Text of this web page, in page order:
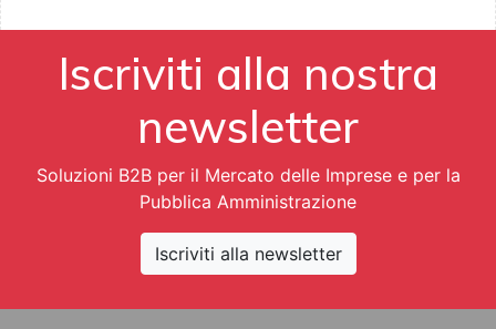
Iscriviti alla nostra
newsletter
Soluzioni B2B per il Mercato delle Imprese e per la
Pubblica Amministrazione
Iscriviti alla newsletter